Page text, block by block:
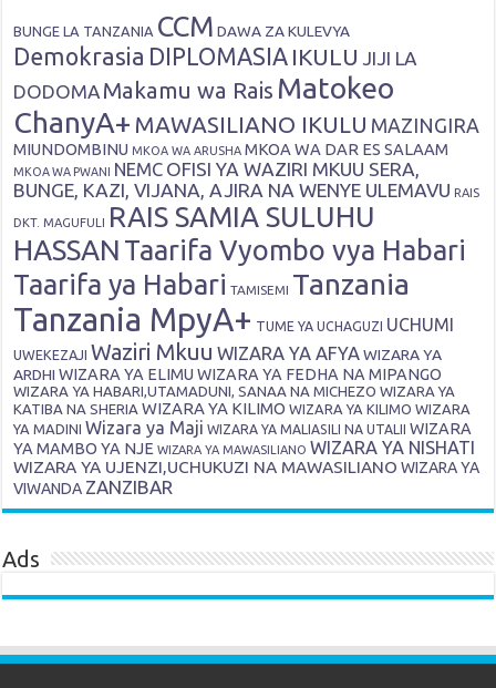
BUNGE LA TANZANIA CCM DAWA ZA KULEVYA
Demokrasia DIPLOMASIA IKULU JIJI LA
DODOMA Makamu wa Rais Matokeo
ChanyA+ MAWASILIANO IKULU MAZINGIRA
MIUNDOMBINU MKOA WA ARUSHA MKOA WA DAR ES SALAAM
MKOA WA PWANI NEMC OFISI YA WAZIRI MKUU SERA,
BUNGE, KAZI, VIJANA, AJIRA NA WENYE ULEMAVU RAIS
DKT. MAGUFULI
RAIS SAMIA SULUHU
HASSAN Taarifa Vyombo vya Habari
Taarifa ya Habari TAMISEMI Tanzania
Tanzania MpyA+ TUME YA UCHAGUZI UCHUMI
UWEKEZAJI Waziri Mkuu WIZARA YA AFYA WIZARA YA
ARDHI WIZARA YA ELIMU WIZARA YA FEDHA NA MIPANGO
WIZARA YA HABARI,UTAMADUNI, SANAA NA MICHEZO WIZARA YA
KATIBA NA SHERIA WIZARA YA KILIMO WIZARA YA KILIMO WIZARA
YA MADINI Wizara ya Maji WIZARA YA MALIASILI NA UTALII
WIZARA
YA MAMBO YA NJE WIZARA YA MAWASILIANO WIZARA YA NISHATI
WIZARA YA UJENZI,UCHUKUZI NA MAWASILIANO WIZARA YA
VIWANDA ZANZIBAR
Ads